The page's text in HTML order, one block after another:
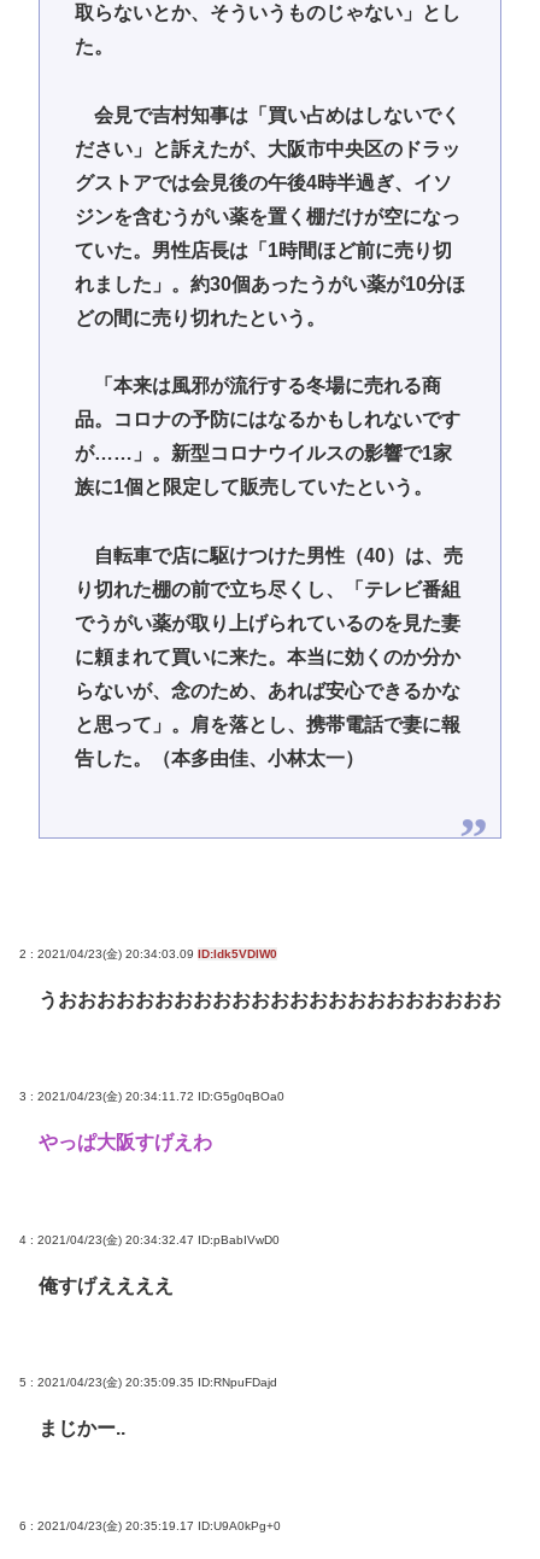
取らないとか、そういうものじゃない」とし
た。
会見で吉村知事は「買い占めはしないでく
ださい」と訴えたが、大阪市中央区のドラッ
グストアでは会見後の午後4時半過ぎ、イソ
ジンを含むうがい薬を置く棚だけが空になっ
ていた。男性店長は「1時間ほど前に売り切
れました」。約30個あったうがい薬が10分ほ
どの間に売り切れたという。
「本来は風邪が流行する冬場に売れる商
品。コロナの予防にはなるかもしれないです
が……」。新型コロナウイルスの影響で1家
族に1個と限定して販売していたという。
自転車で店に駆けつけた男性（40）は、売
り切れた棚の前で立ち尽くし、「テレビ番組
でうがい薬が取り上げられているのを見た妻
に頼まれて買いに来た。本当に効くのか分か
らないが、念のため、あれば安心できるかな
と思って」。肩を落とし、携帯電話で妻に報
告した。（本多由佳、小林太一）
2 : 2021/04/23(金) 20:34:03.09 ID:ldk5VDlW0
うおおおおおおおおおおおおおおおおおおおおおおお
3 : 2021/04/23(金) 20:34:11.72 ID:G5g0qBOa0
やっぱ大阪すげえわ
4 : 2021/04/23(金) 20:34:32.47 ID:pBabIVwD0
俺すげええええ
5 : 2021/04/23(金) 20:35:09.35 ID:RNpuFDajd
まじかー..
6 : 2021/04/23(金) 20:35:19.17 ID:U9A0kPg+0